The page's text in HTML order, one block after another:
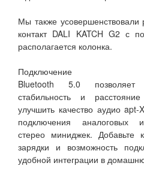
Мы также
контакт DALI KATCH G2 с
располагается колонка.
Подключение
Bluetooth 5.0 позволяет
стабильность и
улучшить качество аудио
подключения аналоговых
стерео миниджек.
зарядки и возможность
удобной интеграции в